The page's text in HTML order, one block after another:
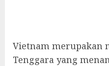
Vietnam merupakan
Tenggara yang